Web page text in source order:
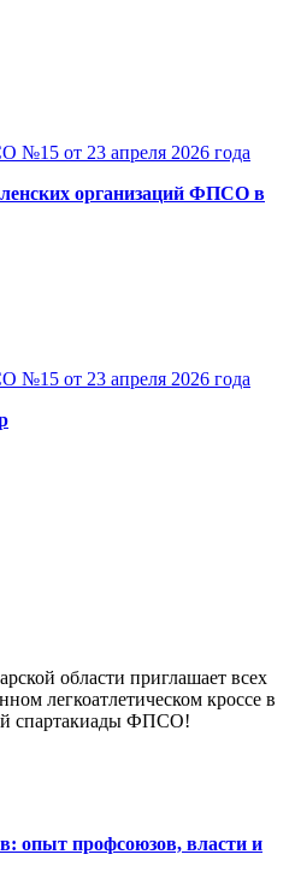
№15 от 23 апреля 2026 года
организаций ФПСО в
№15 от 23 апреля 2026 года
области приглашает всех
легкоатлетическом кроссе в
спартакиады ФПСО!
опыт профсоюзов, власти и